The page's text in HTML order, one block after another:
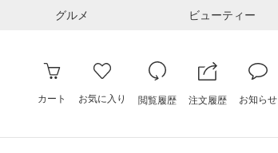
グルメ ビューティー
カート お気に入り 閲覧履歴 注文履歴 お知らせ